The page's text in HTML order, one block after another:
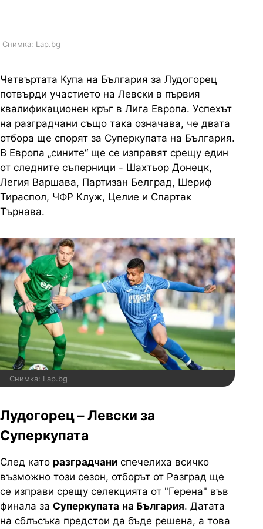
Снимка: Lap.bg
Четвъртата Купа на България за Лудогорец
потвърди участието на Левски в първия
квалификационен кръг в Лига Европа. Успехът
на разградчани също така означава, че двата
отбора ще спорят за Суперкупата на България.
В Европа „сините“ ще се изправят срещу един
от следните съперници - Шахтьор Донецк,
Легия Варшава, Партизан Белград, Шериф
Тираспол, ЧФР Клуж, Целие и Спартак
Търнава.
Снимка: Lap.bg
Лудогорец – Левски за
Суперкупата
След като разградчани спечелиха всичко
възможно този сезон, отборът от Разград ще
се изправи срещу селекцията от "Герена" във
финала за Суперкупата на България. Датата
на сблъсъка предстои да бъде решена, а това